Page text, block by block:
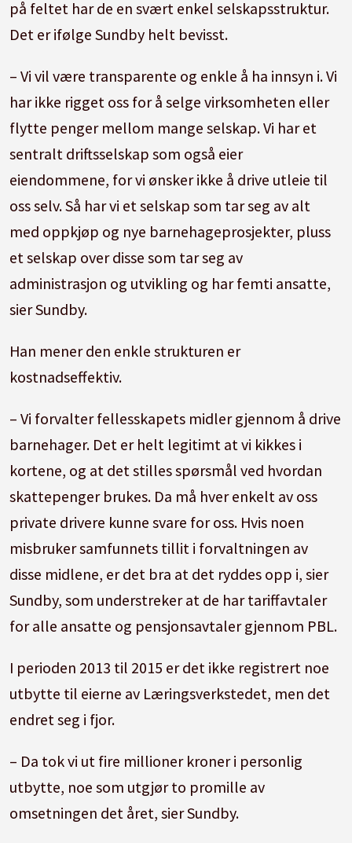
på feltet har de en svært enkel selskapsstruktur.
Det er ifølge Sundby helt bevisst.
– Vi vil være transparente og enkle å ha innsyn i. Vi
har ikke rigget oss for å selge virksomheten eller
flytte penger mellom mange selskap. Vi har et
sentralt driftsselskap som også eier
eiendommene, for vi ønsker ikke å drive utleie til
oss selv. Så har vi et selskap som tar seg av alt
med oppkjøp og nye barnehageprosjekter, pluss
et selskap over disse som tar seg av
administrasjon og utvikling og har femti ansatte,
sier Sundby.
Han mener den enkle strukturen er
kostnadseffektiv.
– Vi forvalter fellesskapets midler gjennom å drive
barnehager. Det er helt legitimt at vi kikkes i
kortene, og at det stilles spørsmål ved hvordan
skattepenger brukes. Da må hver enkelt av oss
private drivere kunne svare for oss. Hvis noen
misbruker samfunnets tillit i forvaltningen av
disse midlene, er det bra at det ryddes opp i, sier
Sundby, som understreker at de har tariffavtaler
for alle ansatte og pensjonsavtaler gjennom PBL.
I perioden 2013 til 2015 er det ikke registrert noe
utbytte til eierne av Læringsverkstedet, men det
endret seg i fjor.
– Da tok vi ut fire millioner kroner i personlig
utbytte, noe som utgjør to promille av
omsetningen det året, sier Sundby.